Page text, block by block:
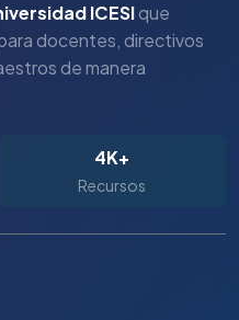
ICESIque
docentes, directivos
de manera
4K+
Recursos